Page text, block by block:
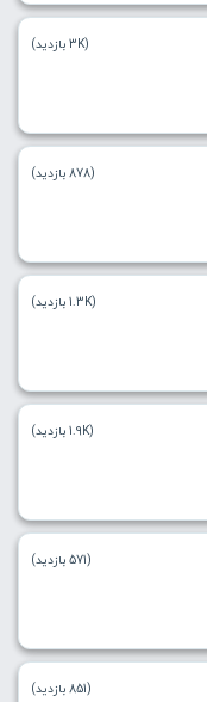
(3K بازدید)
(878 بازدید)
(1.3K بازدید)
(1.9K بازدید)
(571 بازدید)
(851 بازدید)